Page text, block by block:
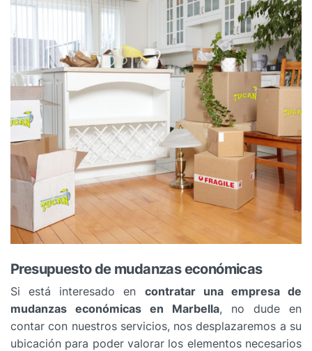
Presupuesto de mudanzas económicas
Si está interesado en contratar una empresa de
mudanzas económicas en Marbella, no dude en
contar con nuestros servicios, nos desplazaremos a su
ubicación para poder valorar los elementos necesarios